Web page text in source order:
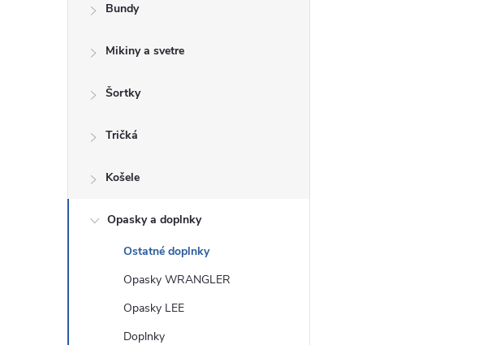
Bundy
Mikiny a svetre
Šortky
Tričká
Košele
Opasky a doplnky
Ostatné doplnky
Opasky WRANGLER
Opasky LEE
Doplnky